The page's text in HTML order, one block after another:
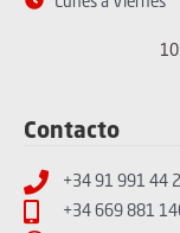
Lunes a Viernes
Contacto
+34 91 991 44
+34 669 881